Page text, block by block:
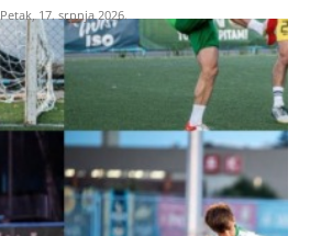
Petak, 17. srpnja 2026.